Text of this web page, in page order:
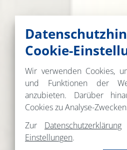
Cookie-
Wir verwenden Cookies,
und Funktionen der
anzubieten. Darüber
Cookies zu Analyse-
Zur Datenschutzerklärung
Einstellungen.